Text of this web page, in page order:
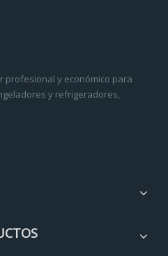
profesional y económico para
y refrigeradores,